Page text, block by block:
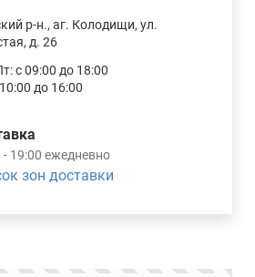
р-н., аг. Колодищи, ул.
д. 26
с 09:00 до 18:00
до 16:00
- 19:00 ежедневно
зон доставки